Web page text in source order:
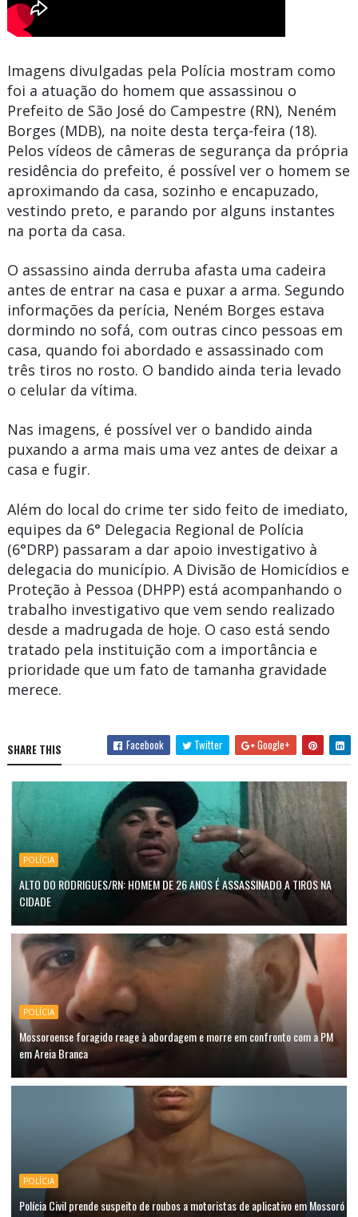
Imagens divulgadas pela Polícia mostram como
foi a atuação do homem que assassinou o
Prefeito de São José do Campestre (RN), Neném
Borges (MDB), na noite desta terça-feira (18).
Pelos vídeos de câmeras de segurança da própria
residência do prefeito, é possível ver o homem se
aproximando da casa, sozinho e encapuzado,
vestindo preto, e parando por alguns instantes
na porta da casa.
O assassino ainda derruba afasta uma cadeira
antes de entrar na casa e puxar a arma. Segundo
informações da perícia, Neném Borges estava
dormindo no sofá, com outras cinco pessoas em
casa, quando foi abordado e assassinado com
três tiros no rosto. O bandido ainda teria levado
o celular da vítima.
Nas imagens, é possível ver o bandido ainda
puxando a arma mais uma vez antes de deixar a
casa e fugir.
Além do local do crime ter sido feito de imediato,
equipes da 6° Delegacia Regional de Polícia
(6°DRP) passaram a dar apoio investigativo à
delegacia do município. A Divisão de Homicídios e
Proteção à Pessoa (DHPP) está acompanhando o
trabalho investigativo que vem sendo realizado
desde a madrugada de hoje. O caso está sendo
tratado pela instituição com a importância e
prioridade que um fato de tamanha gravidade
merece.
SHARE THIS Facebook Twitter Google+
POLÍCIA
ALTO DO RODRIGUES/RN: HOMEM DE 26 ANOS É ASSASSINADO A TIROS NA
CIDADE
POLÍCIA
Mossoroense foragido reage à abordagem e morre em confronto com a PM
em Areia Branca
POLÍCIA
Polícia Civil prende suspeito de roubos a motoristas de aplicativo em Mossoró